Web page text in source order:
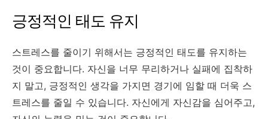
긍정적인 태도 유지
스트레스를 줄이기 위해서는 긍정적인 태도를 유지하는
것이 중요합니다. 자신을 너무 무리하거나 실패에 집착하
지 말고, 긍정적인 생각을 가지면 경기에 임할 때 더욱 스
트레스를 줄일 수 있습니다. 자신에게 자신감을 심어주고,